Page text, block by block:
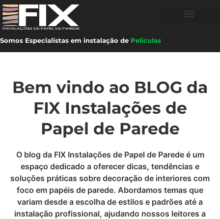
Somos Especialistas em instalação de Películas
Bem vindo ao BLOG da
FIX Instalações de
Papel de Parede
O blog da FIX Instalações de Papel de Parede é um
espaço dedicado a oferecer dicas, tendências e
soluções práticas sobre decoração de interiores com
foco em papéis de parede. Abordamos temas que
variam desde a escolha de estilos e padrões até a
instalação profissional, ajudando nossos leitores a